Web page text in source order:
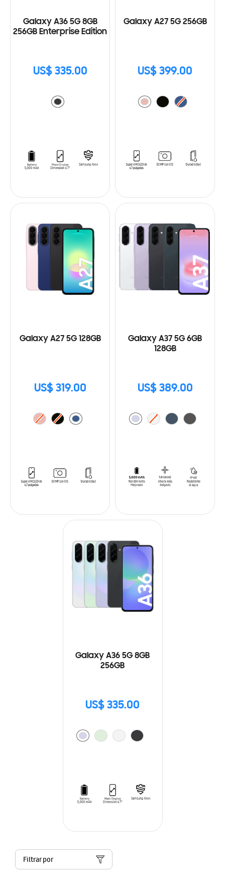
Galaxy A36 5G 8GB
256GB Enterprise Edition
US$ 335.00
Galaxy A27 5G 256GB
US$ 399.00
Galaxy A27 5G 128GB
US$ 319.00
Galaxy A37 5G 6GB
128GB
US$ 389.00
Galaxy A36 5G 8GB
256GB
US$ 335.00
Filtrar por